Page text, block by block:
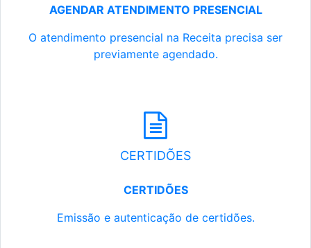
AGENDAR ATENDIMENTO PRESENCIAL
O atendimento presencial na Receita precisa ser
previamente agendado.
CERTIDÕES
CERTIDÕES
Emissão e autenticação de certidões.